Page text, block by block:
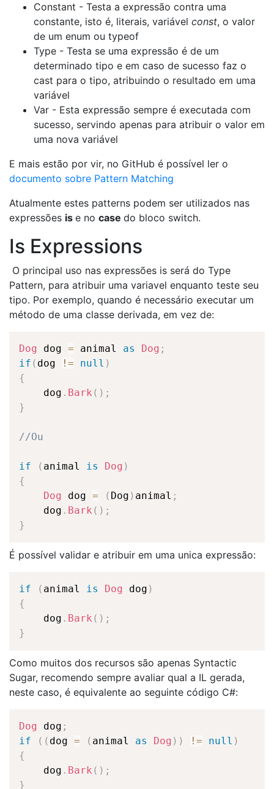
Constant - Testa a expressão contra uma
constante, isto é, literais, variável const, o valor
de um enum ou typeof
Type - Testa se uma expressão é de um
determinado tipo e em caso de sucesso faz o
cast para o tipo, atribuindo o resultado em uma
variável
Var - Esta expressão sempre é executada com
sucesso, servindo apenas para atribuir o valor em
uma nova variável
E mais estão por vir, no GitHub é possível ler o
documento sobre Pattern Matching
Atualmente estes patterns podem ser utilizados nas
expressões is e no case do bloco switch.
Is Expressions
O principal uso nas expressões is será do Type
Pattern, para atribuir uma variavel enquanto teste seu
tipo. Por exemplo, quando é necessário executar um
método de uma classe derivada, em vez de:
Dog dog = animal as Dog ;
if ( dog != null )
{
    dog
. Bark ( ) ;
}
//Ou
if ( animal is Dog )
{
Dog dog = ( Dog ) animal ;
    dog
. Bark ( ) ;
}
É possível validar e atribuir em uma unica expressão:
if ( animal is Dog dog )
{
    dog
. Bark ( ) ;
}
Como muitos dos recursos são apenas Syntactic
Sugar, recomendo sempre avaliar qual a IL gerada,
neste caso, é equivalente ao seguinte código C#:
Dog dog ;
if
( ( dog = ( animal as Dog ) ) != null )
{
    dog
. Bark ( ) ;
}